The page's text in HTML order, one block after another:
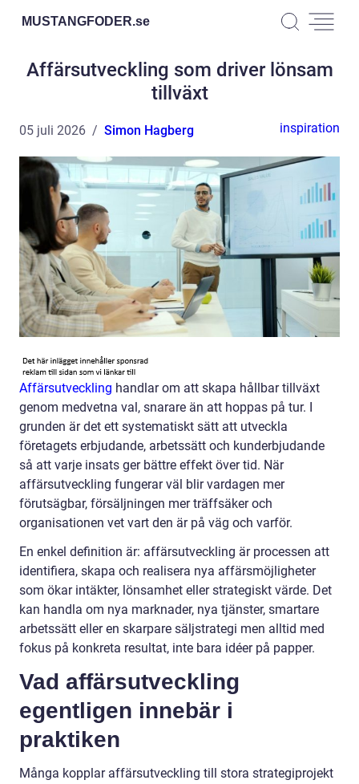
MUSTANGFODER.se
Affärsutveckling som driver lönsam
tillväxt
05 juli 2026 Simon Hagberg inspiration
Affärsutveckling handlar om att skapa hållbar tillväxt
genom medvetna val, snarare än att hoppas på tur. I
grunden är det ett systematiskt sätt att utveckla
företagets erbjudande, arbetssätt och kunderbjudande
så att varje insats ger bättre effekt över tid. När
affärsutveckling fungerar väl blir vardagen mer
förutsägbar, försäljningen mer träffsäker och
organisationen vet vart den är på väg och varför.
En enkel definition är: affärsutveckling är processen att
identifiera, skapa och realisera nya affärsmöjligheter
som ökar intäkter, lönsamhet eller strategiskt värde. Det
kan handla om nya marknader, nya tjänster, smartare
arbetssätt eller en skarpare säljstrategi men alltid med
fokus på konkreta resultat, inte bara idéer på papper.
Vad affärsutveckling
egentligen innebär i
praktiken
Många kopplar affärsutveckling till stora strategiprojekt